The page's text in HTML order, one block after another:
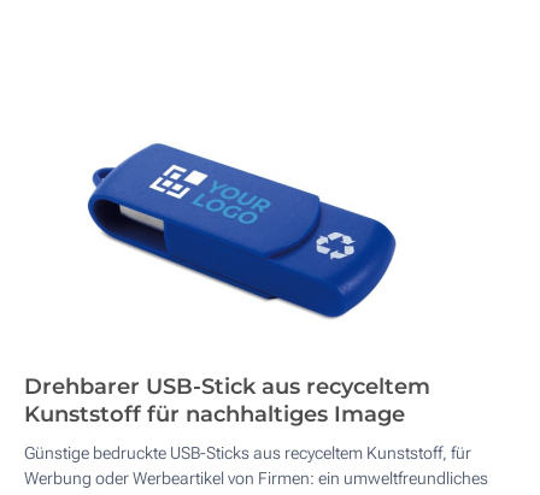
Drehbarer USB-Stick aus recyceltem
Kunststoff für nachhaltiges Image
Günstige bedruckte USB-Sticks aus recyceltem Kunststoff, für
Werbung oder Werbeartikel von Firmen: ein umweltfreundliches